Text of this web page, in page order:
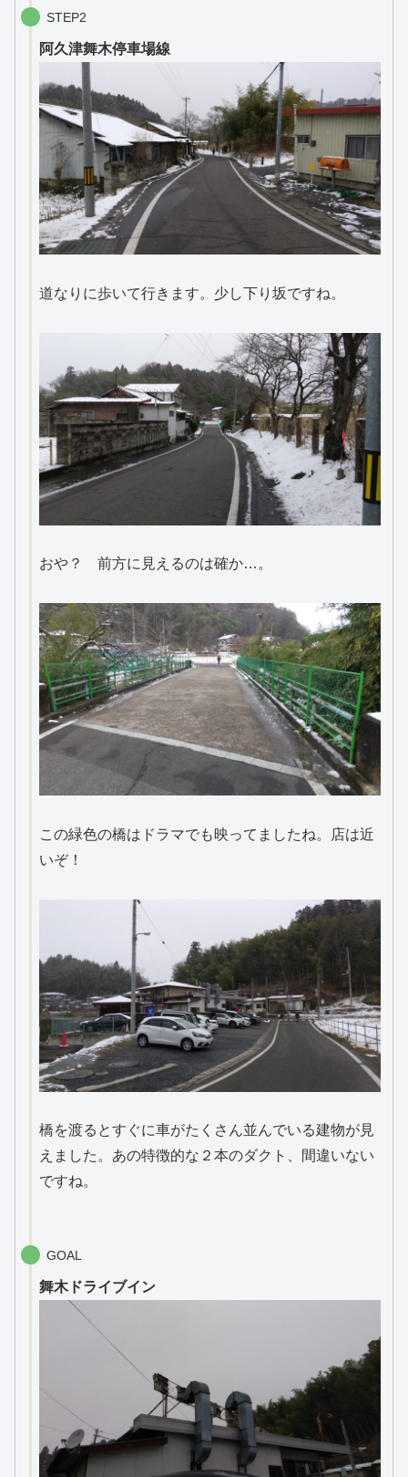
STEP2
阿久津舞木停車場線
道なりに歩いて行きます。少し下り坂ですね。
おや？ 前方に見えるのは確か…。
この緑色の橋はドラマでも映ってましたね。店は近
いぞ！
橋を渡るとすぐに車がたくさん並んでいる建物が見
えました。あの特徴的な２本のダクト、間違いない
ですね。
GOAL
舞木ドライブイン